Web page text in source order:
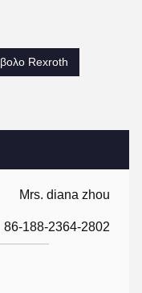
Mrs. diana zhou
86-188-2364-2802
Rexroth